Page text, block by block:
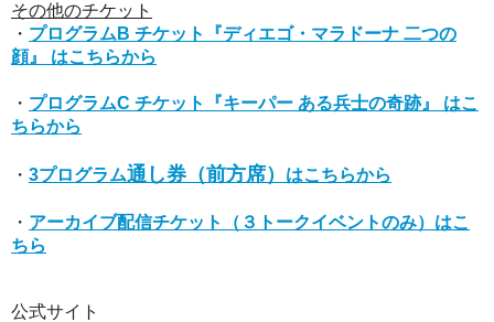
その他のチケット
・ プログラム B チケット
『ディエゴ・マラドーナ 二つの
顔』 はこちらから
・ プログラムC チケット
『キーパー ある兵士の奇跡』 はこ
ちらから
・ 3プログラム通し券（前方席） はこちらから
・ アーカイブ配信チケット（３トークイベントのみ）はこ
ちら
公式サイト